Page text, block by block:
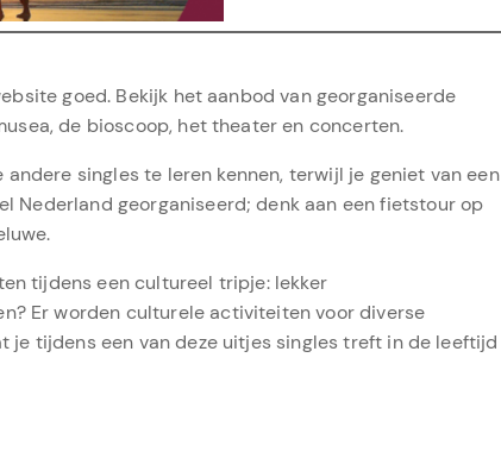
goed. Bekijk het aanbod van georganiseerde
de bioscoop, het theater en concerten.
singles te leren kennen, terwijl je geniet van een
Nederland georganiseerd; denk aan een fietstour op
tijdens een cultureel tripje: lekker
Er worden culturele activiteiten voor diverse
je tijdens een van deze uitjes singles treft in de leeftijd